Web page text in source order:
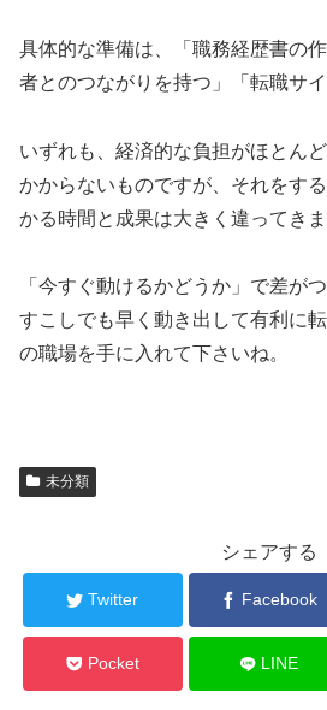
具体的な準備は、「職務経歴書の
者とのつながりを持つ」「転職サ
いずれも、経済的な負担がほとん
かからないものですが、それをす
かる時間と成果は大きく違ってきま
「今すぐ動けるかどうか」で差が
すこしでも早く動き出して有利に
の職場を手に入れて下さいね。
未分類
シェアする
Twitter Facebook
Pocket LINE